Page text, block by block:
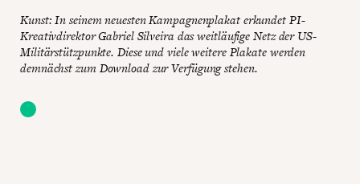
Kunst: In seinem neuesten Kampagnenplakat erkundet PI-
Kreativdirektor Gabriel Silveira das weitläufige Netz der US-
Militärstützpunkte. Diese und viele weitere Plakate werden
demnächst zum Download zur Verfügung stehen.